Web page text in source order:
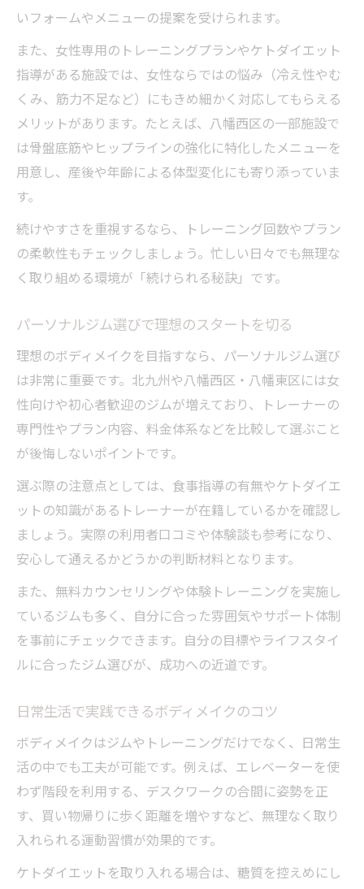
失敗しない脂肪減少のためのボディメイク
リバウンド防止に役立つ習慣づくりの秘訣
ボディメイクでリバウンドを防ぐ生活習慣
ケトダイエット後も続く体型維持のコツ
習慣化が鍵となるリバウンド防止メソッド
女性におすすめの無理ない体重管理方法
慣
ジム選びで失敗しない女性のための視点
女性が安心できるボディメイクジムの選び
パーソナルジムと一般ジムの違いを比較解
説
北九州で見つかる女性に人気のジムポイン
ト
ジム選びで重視したいサポート体制とは
料金やコース選びで失敗しないボディメイ
ク術
いフォームやメニューの提案を受けられます。
また、女性専用のトレーニングプランやケトダイエット
指導がある施設では、女性ならではの悩み（冷え性やむ
くみ、筋力不足など）にもきめ細かく対応してもらえる
メリットがあります。たとえば、八幡西区の一部施設で
は骨盤底筋やヒップラインの強化に特化したメニューを
用意し、産後や年齢による体型変化にも寄り添っていま
す。
続けやすさを重視するなら、トレーニング回数やプラン
の柔軟性もチェックしましょう。忙しい日々でも無理な
く取り組める環境が「続けられる秘訣」です。
パーソナルジム選びで理想のスタートを切る
理想のボディメイクを目指すなら、パーソナルジム選び
は非常に重要です。北九州や八幡西区・八幡東区には女
性向けや初心者歓迎のジムが増えており、トレーナーの
専門性やプラン内容、料金体系などを比較して選ぶこと
が後悔しないポイントです。
選ぶ際の注意点としては、食事指導の有無やケトダイエ
ットの知識があるトレーナーが在籍しているかを確認し
ましょう。実際の利用者口コミや体験談も参考になり、
安心して通えるかどうかの判断材料となります。
また、無料カウンセリングや体験トレーニングを実施し
ているジムも多く、自分に合った雰囲気やサポート体制
を事前にチェックできます。自分の目標やライフスタイ
ルに合ったジム選びが、成功への近道です。
日常生活で実践できるボディメイクのコツ
ボディメイクはジムやトレーニングだけでなく、日常生
活の中でも工夫が可能です。例えば、エレベーターを使
わず階段を利用する、デスクワークの合間に姿勢を正
す、買い物帰りに歩く距離を増やすなど、無理なく取り
入れられる運動習慣が効果的です。
ケトダイエットを取り入れる場合は、糖質を控えめにし